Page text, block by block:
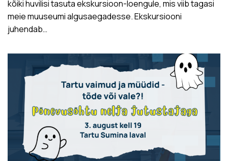
kõiki huvilisi tasuta ekskursioon-loengule, mis viib tagasi
meie muuseumi algusaegadesse. Ekskursiooni
juhendab…